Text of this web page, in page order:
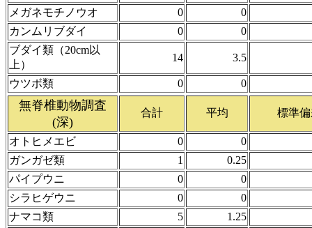
メガネモチノウオ
0
0
カンムリブダイ
0
0
ブダイ類（20cm以
上）
14 3.5
ウツボ類 0 0
無脊椎動物調査
(深)
合計 平均 標準
オトヒメエビ 0
0
ガンガゼ類
1
0.25
パイプウニ
0
0
シラヒゲウニ
0
0
ナマコ類
5
1.25